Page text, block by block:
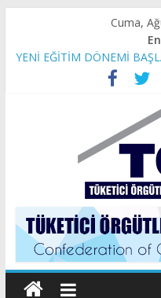
content
Cuma,
YENİ EĞİTİM DÖNEMİ
OKULLAR İLE SINAVI
İBB BAŞKAN VEKİLİ SAYIN
Son 4 yılda Temel Gıda
TÜKETİCİ HAKLARI GERİYE
Tüketici